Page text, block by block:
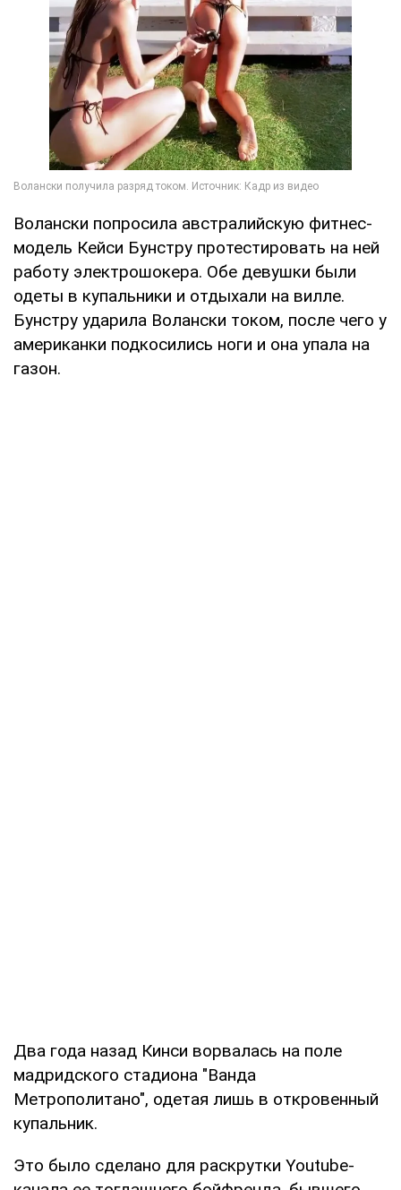
Волански попросила австралийскую фитнес-
модель Кейси Бунстру протестировать на ней
работу электрошокера. Обе девушки были
одеты в купальники и отдыхали на вилле.
Бунстру ударила Волански током, после чего у
американки подкосились ноги и она упала на
газон.
Два года назад Кинси ворвалась на поле
мадридского стадиона "Ванда
Метрополитано", одетая лишь в откровенный
купальник.
Это было сделано для раскрутки Youtube-